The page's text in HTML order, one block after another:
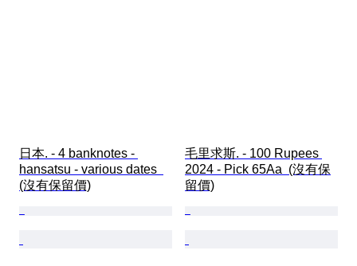
日本. - 4 banknotes -
hansatsu - various dates
(沒有保留價)
毛里求斯. - 100 Rupees
2024 - Pick 65Aa  (沒有保
留價)